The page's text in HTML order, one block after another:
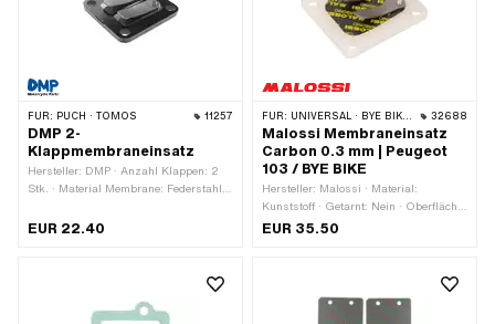
FÜR: PUCH · TOMOS 11257
DMP 2-
Klappmembraneinsatz
Hersteller: DMP · Anzahl Klappen: 2
Stk. · Material Membrane: Federstahl ·
Befestigungsloch: 5.8 mm · Anzahl
EUR 22.40
FÜR: UNIVERSAL · BYE BIKE · PEUGEOT 32688
Malossi Membraneinsatz
Carbon 0.3 mm | Peugeot
103 / BYE BIKE
Hersteller: Malossi · Material:
Kunststoff · Getarnt: Nein · Oberfläche:
roh · Anzahl Klappen: 1 Stk. · Material
Gesamtlänge: 50 mm · Dicke: 3 mm ·
Breite: 43 mm · Breite: 47 mm ·
EUR 35.50